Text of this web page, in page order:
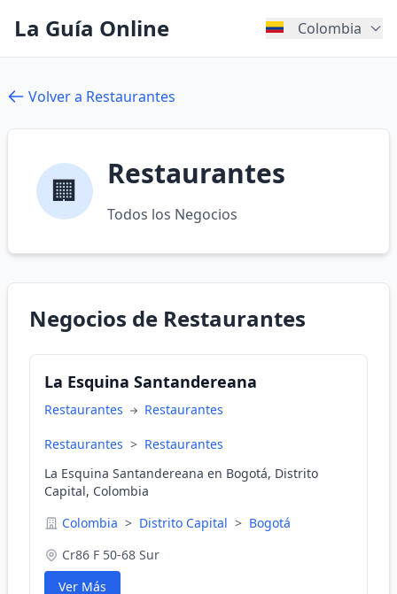
La Guía Online Colombia
Volver a Restaurantes
🏢 Restaurantes
Todos los Negocios
Negocios de Restaurantes
La Esquina Santandereana
Restaurantes Restaurantes
Restaurantes > Restaurantes
La Esquina Santandereana en Bogotá, Distrito
Capital, Colombia
Colombia > Distrito Capital > Bogotá
Cr86 F 50-68 Sur
Ver Más